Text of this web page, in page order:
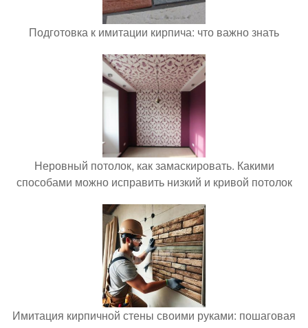
Подготовка к имитации кирпича: что важно знать
Неровный потолок, как замаскировать. Какими
способами можно исправить низкий и кривой потолок
Имитация кирпичной стены своими руками: пошаговая